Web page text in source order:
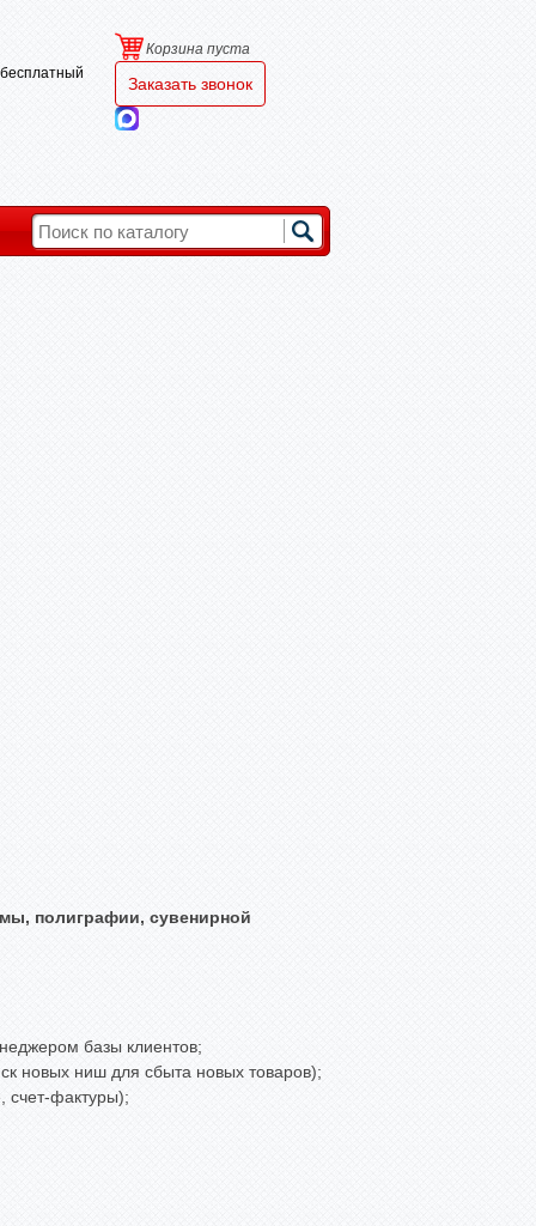
Корзина пуста
Заказать звонок
полиграфии, сувенирной
базы клиентов;
новых ниш для сбыта новых товаров);
счет-фактуры);